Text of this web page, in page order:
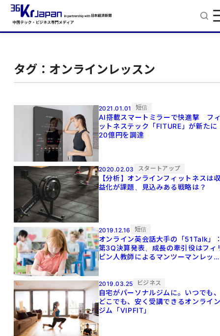
タグ：オンラインレッスン
2021.01.01 短信
AI搭載スマートミラーで快進撃 フ
ットネステック「FITURE」が新たに
20億円を調達
2020.02.03 スタートアップ
【分析】オンラインフィットネスは
益化が課題、見込みある戦略は？
2019.12.16 短信
オンライン英会話大手の「51Talk」
第3Q決算発表、成長の牽引役はフィ
ピン人教師によるマンツーマンレッ
ン
2019.03.25 ビジネス
自宅がパーソナルジムに。いつでも
どこでも、安く受講できるオンライ
ジム「VIPFIT」